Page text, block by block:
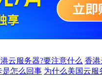
云服务器?要注意什么 香港
是怎么回事 为什么美国云服